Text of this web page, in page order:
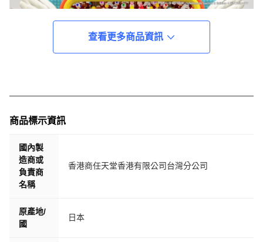
查看更多商品資訊
商品標示資訊
國內製
造商或
負責商
名稱
香港商任天堂香港有限公司台灣分公司
原產地/
國
日本